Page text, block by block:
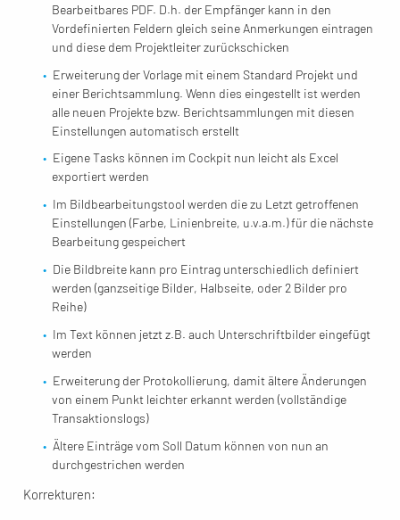
Bearbeitbares PDF. D.h. der Empfänger kann in den
Vordefinierten Feldern gleich seine Anmerkungen eintragen
und diese dem Projektleiter zurückschicken
Erweiterung der Vorlage mit einem Standard Projekt und
einer Berichtsammlung. Wenn dies eingestellt ist werden
alle neuen Projekte bzw. Berichtsammlungen mit diesen
Einstellungen automatisch erstellt
Eigene Tasks können im Cockpit nun leicht als Excel
exportiert werden
Im Bildbearbeitungstool werden die zu Letzt getroffenen
Einstellungen (Farbe, Linienbreite, u.v.a.m.) für die nächste
Bearbeitung gespeichert
Die Bildbreite kann pro Eintrag unterschiedlich definiert
werden (ganzseitige Bilder, Halbseite, oder 2 Bilder pro
Reihe)
Im Text können jetzt z.B. auch Unterschriftbilder eingefügt
werden
Erweiterung der Protokollierung, damit ältere Änderungen
von einem Punkt leichter erkannt werden (vollständige
Transaktionslogs)
Ältere Einträge vom Soll Datum können von nun an
durchgestrichen werden
Korrekturen: